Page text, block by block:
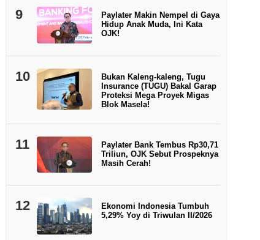
9
Paylater Makin Nempel di Gaya
Hidup Anak Muda, Ini Kata
OJK!
10
Bukan Kaleng-kaleng, Tugu
Insurance (TUGU) Bakal Garap
Proteksi Mega Proyek Migas
Blok Masela!
11
Paylater Bank Tembus Rp30,71
Triliun, OJK Sebut Prospeknya
Masih Cerah!
12
Ekonomi Indonesia Tumbuh
5,29% Yoy di Triwulan II/2026